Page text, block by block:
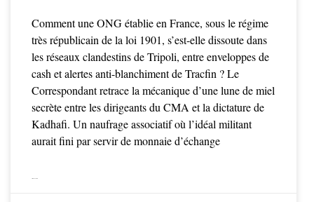
Comment une ONG établie en France, sous le régime
très républicain de la loi 1901, s’est-elle dissoute dans
les réseaux clandestins de Tripoli, entre enveloppes de
cash et alertes anti-blanchiment de Tracfin ? Le
Correspondant retrace la mécanique d’une lune de miel
secrète entre les dirigeants du CMA et la dictature de
Kadhafi. Un naufrage associatif où l’idéal militant
aurait fini par servir de monnaie d’échange